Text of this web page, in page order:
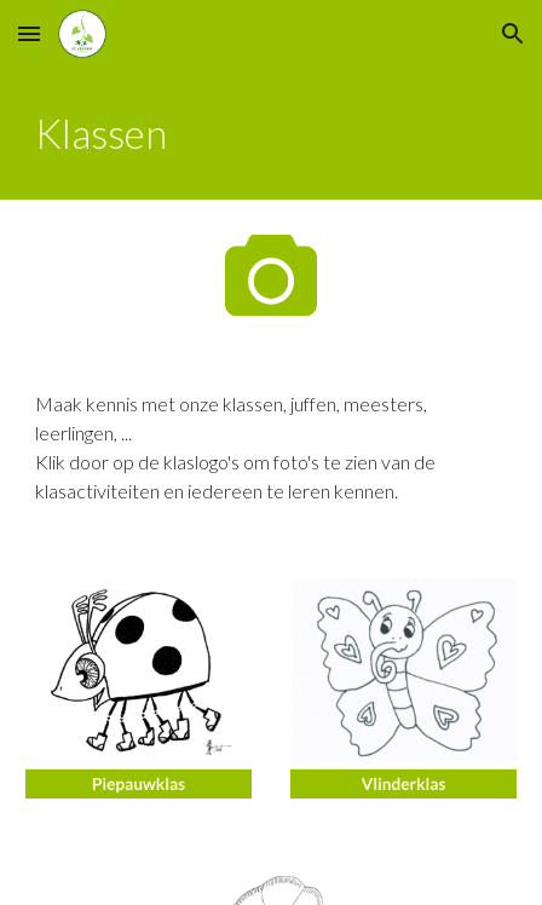
Skip to main content Skip to navigation
Klassen
Maak kennis met onze klassen, juffen, meesters,
leerlingen, ...
Klik door op de klaslogo's om foto's te zien van de
klasactiviteiten en iedereen te leren kennen.